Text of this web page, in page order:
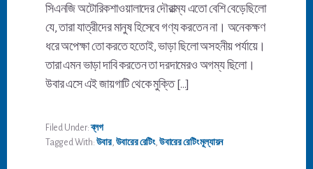
সিএনজি অটোরিকশাওয়ালাদের দৌরাত্ম্য এতো বেশি বেড়েছিলো
যে, তারা যাত্রীদের মানুষ হিসেবে গণ্য করতেন না। অনেকক্ষণ
ধরে অপেক্ষা তো করতে হতোই, ভাড়া ছিলো অসহনীয় পর্যায়ে।
তারা এমন ভাড়া দাবি করতেন তা দরদামেরও অগম্য ছিলো।
উবার এসে এই জায়গাটি থেকে মুক্তি […]
Filed Under:ব্লগ
Tagged With: উবার, উবারের রেটিং, উবারের রেটিং মূল্যায়ন